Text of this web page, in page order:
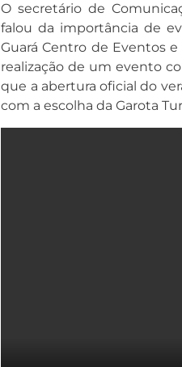
O secretário de
falou da importância de
Guará Centro de Eventos
realização de um evento
que a abertura oficial do
com a escolha da Garota